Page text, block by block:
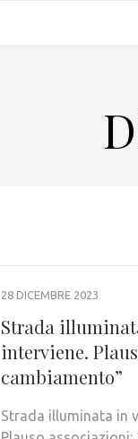
28 DICEMBRE 2023
Strada
interviene.
cambiamento”
Strada illuminata in